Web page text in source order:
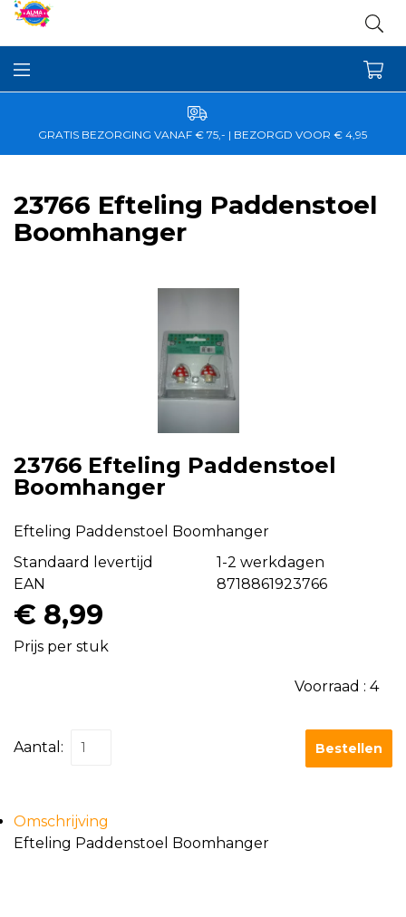
GRATIS BEZORGING VANAF € 75,- | BEZORGD VOOR € 4,95
23766 Efteling Paddenstoel
Boomhanger
23766 Efteling Paddenstoel
Boomhanger
Efteling Paddenstoel Boomhanger
Standaard levertijd
1-2 werkdagen
EAN
8718861923766
€ 8,99
Prijs per stuk
Voorraad : 4
Aantal: Bestellen
Omschrijving
Efteling Paddenstoel Boomhanger